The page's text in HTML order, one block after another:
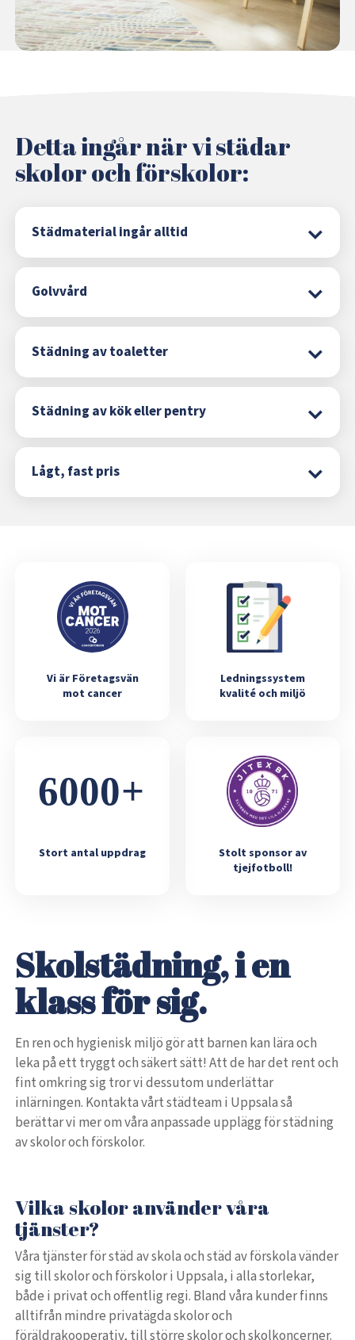
Detta ingår när vi städar
skolor och förskolor:
Städmaterial ingår alltid
Golvvård
Städning av toaletter
Städning av kök eller pentry
Lågt, fast pris
Vi är Företagsvän
mot cancer
Ledningssystem
kvalité och miljö
Stort antal uppdrag
Stolt sponsor av
tjejfotboll!
Skolstädning, i en
klass för sig.
En ren och hygienisk miljö gör att barnen kan lära och
leka på ett tryggt och säkert sätt! Att de har det rent och
fint omkring sig tror vi dessutom underlättar
inlärningen. Kontakta vårt städteam i Uppsala så
berättar vi mer om våra anpassade upplägg för städning
av skolor och förskolor.
Vilka skolor använder våra
tjänster?
Våra tjänster för städ av skola och städ av förskola vänder
sig till skolor och förskolor i Uppsala, i alla storlekar,
både i privat och offentlig regi. Bland våra kunder finns
alltifrån mindre privatägda skolor och
föräldrakooperativ, till större skolor och skolkoncerner.